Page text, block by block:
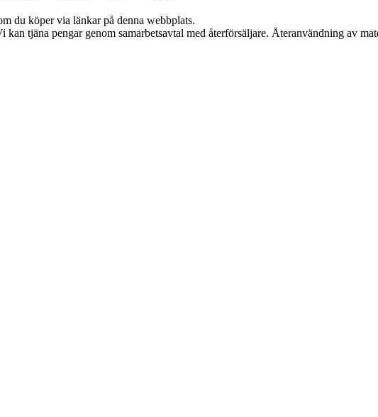
du köper via länkar på denna webbplats.
tjäna pengar genom samarbetsavtal med återförsäljare. Återanvändning av